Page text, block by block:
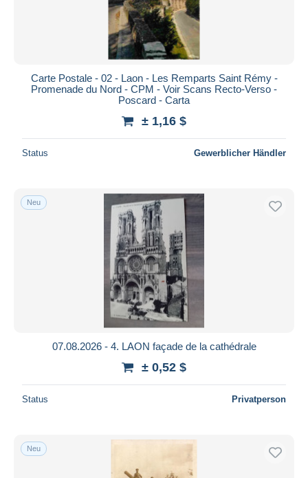
Carte Postale - 02 - Laon - Les Remparts Saint Rémy -
Promenade du Nord - CPM - Voir Scans Recto-Verso -
Poscard - Carta
± 1,16 $
Status Gewerblicher Händler
Neu
07.08.2026 - 4. LAON façade de la cathédrale
± 0,52 $
Status Privatperson
Neu